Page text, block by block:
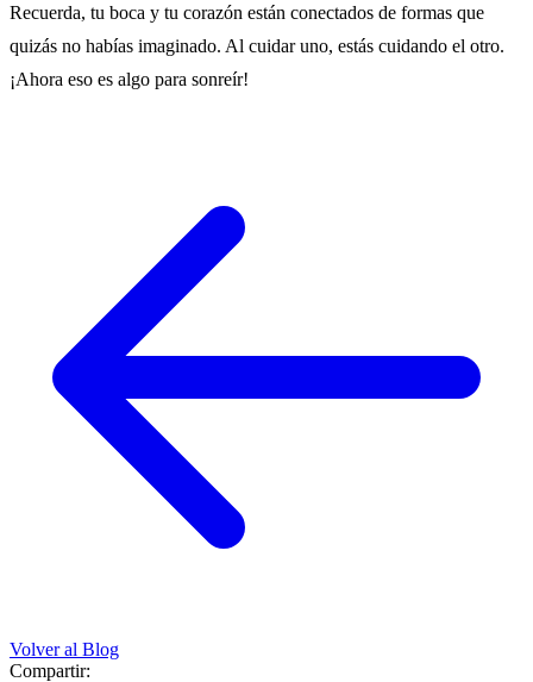
Recuerda, tu boca y tu corazón están conectados de formas que
quizás no habías imaginado. Al cuidar uno, estás cuidando el otro.
¡Ahora eso es algo para sonreír!
Volver al Blog
Compartir: